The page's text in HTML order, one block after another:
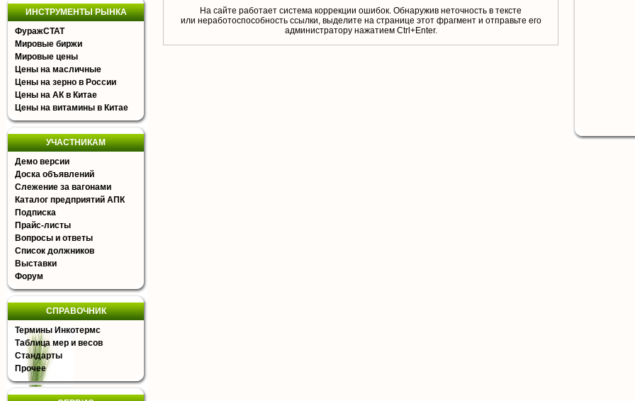
ИНСТРУМЕНТЫ РЫНКА
ФуражСТАТ
Мировые биржи
Мировые цены
Цены на масличные
Цены на зерно в России
Цены на АК в Китае
Цены на витамины в Китае
УЧАСТНИКАМ
Демо версии
Доска объявлений
Слежение за вагонами
Каталог предприятий АПК
Подписка
Прайс-листы
Вопросы и ответы
Список должников
Выставки
Форум
СПРАВОЧНИК
Термины Инкотермс
Таблица мер и весов
Стандарты
Прочее
На сайте работает система коррекции ошибок. Обнаружив неточность в тексте
или неработоспособность ссылки, выделите на странице этот фрагмент и отправьте его
aдминистратору нажатием Ctrl+Enter.